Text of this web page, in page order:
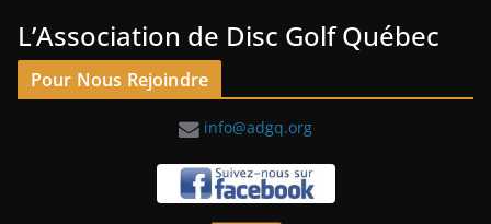
L’Association de Disc Golf Québec
Pour Nous Rejoindre
info@adgq.org